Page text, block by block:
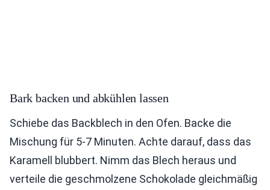
Bark backen und abkühlen lassen
Schiebe das Backblech in den Ofen. Backe die
Mischung für 5-7 Minuten. Achte darauf, dass das
Karamell blubbert. Nimm das Blech heraus und
verteile die geschmolzene Schokolade gleichmäßig